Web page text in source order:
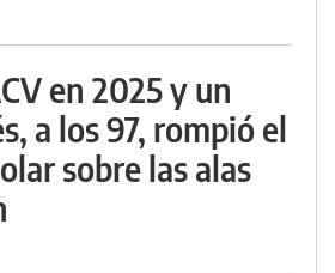
en 2025 y un
a los 97, rompió el
sobre las alas